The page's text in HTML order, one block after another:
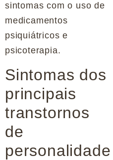
sintomas com o uso de
medicamentos
psiquiátricos e
psicoterapia.
Sintomas dos
principais
transtornos
de
personalidade